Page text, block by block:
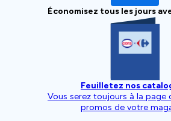
Économisez tous les jours
Feuilletez nos
Vous serez toujours à la page
promos de votre